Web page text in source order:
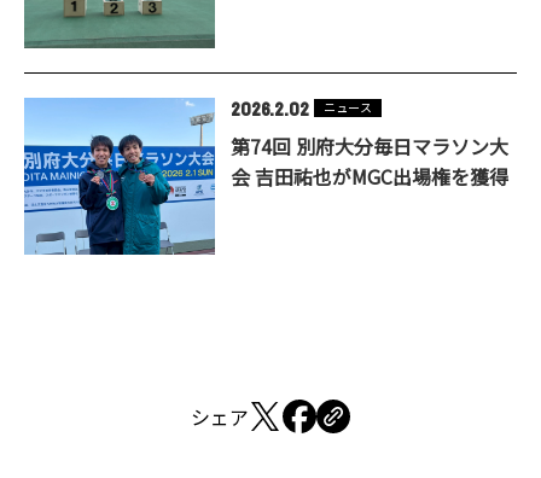
2026.2.02 ニュース
第74回 別府大分毎日マラソン大
会 吉田祐也がMGC出場権を獲得
シェア